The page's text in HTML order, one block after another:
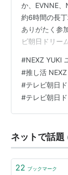
か、EVNNE、
約6時間の長
ありがたく参
ビ朝日ドリー
朝ドリフェス
NEXZ １ I’m
One Bite 4
Next Zener…
#NEXZ YUKI
#推し活 NEXZ
#テレビ朝日
#テレビ朝日
ネットで話題
22 ブックマーク